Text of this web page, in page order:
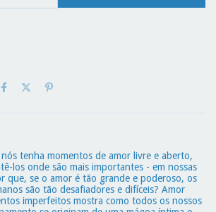
tenha momentos de amor livre e aberto,
los onde são mais importantes - em nossas
que, se o amor é tão grande e poderoso, os
são tão desafiadores e difíceis? Amor
imperfeitos mostra como todos os nossos